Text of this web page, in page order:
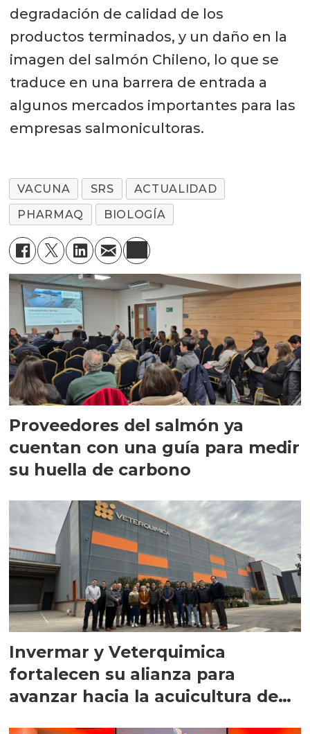
degradación de calidad de los
productos terminados, y un daño en la
imagen del salmón Chileno, lo que se
traduce en una barrera de entrada a
algunos mercados importantes para las
empresas salmonicultoras.
VACUNA SRS
ACTUALIDAD
PHARMAQ
BIOLOGÍA
Proveedores del salmón ya
cuentan con una guía para medir
su huella de carbono
Invermar y Veterquimica
fortalecen su alianza para
avanzar hacia la acuicultura de